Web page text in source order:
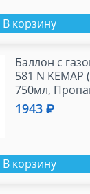
В корзину
Баллон с газом
581 N KEMАР (резьб. бал,
750мл,
2400 С)
1943 ₽
В корзину